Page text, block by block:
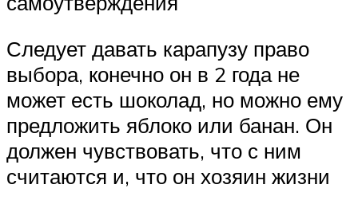
Следует давать карапузу право
выбора, конечно он в 2 года не
может есть шоколад, но можно ему
предложить яблоко или банан. Он
должен чувствовать, что с ним
считаются и, что он хозяин жизни